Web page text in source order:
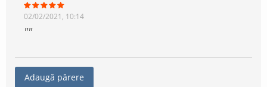
02/02/2021, 10:14
Adaugă părere